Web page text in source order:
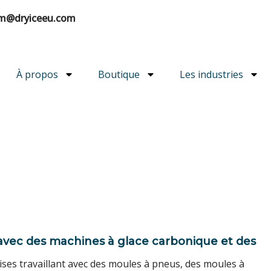
À propos Boutique Les industries
des machines à glace carbonique et des
travaillant avec des moules à pneus, des moules à